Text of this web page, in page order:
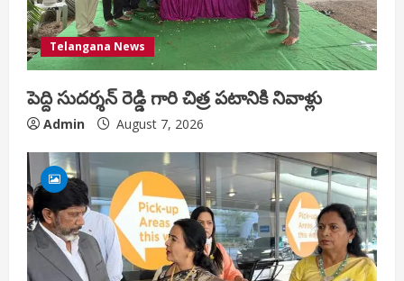
Telangana News
పెద్ది సుదర్శన్ రెడ్డి గారి చిత్ర పటానికి నివాళ్లు
Admin August 7, 2026